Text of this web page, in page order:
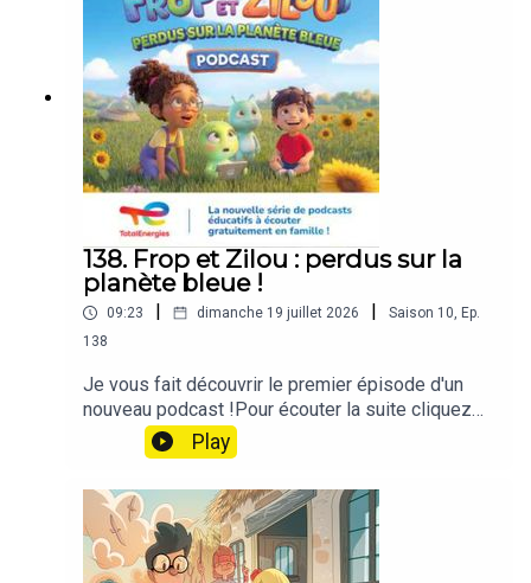
138. Frop et Zilou : perdus sur la
planète bleue !
09:23 | dimanche 19 juillet 2026 | Saison 10, Ep.
138
Je vous fait découvrir le premier épisode d'un
nouveau podcast !Pour écouter la suite cliquez
sur le lien suivant :
https://smartlink.ausha.co/perdus-sur-la-planete-
bleue
Play